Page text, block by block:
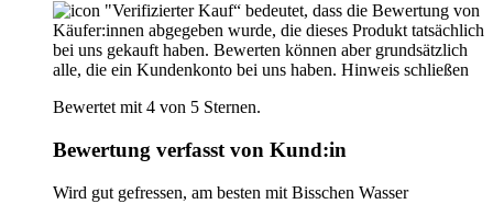
"Verifizierter Kauf“ bedeutet, dass die Bewertung von
Käufer:innen abgegeben wurde, die dieses Produkt tatsächlich
bei uns gekauft haben. Bewerten können aber grundsätzlich
alle, die ein Kundenkonto bei uns haben. Hinweis schließen
Bewertet mit 4 von 5 Sternen.
Bewertung verfasst von Kund:in
Wird gut gefressen, am besten mit Bisschen Wasser